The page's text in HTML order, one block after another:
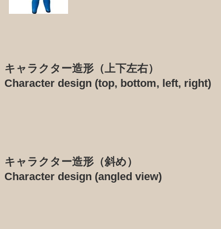
キャラクター造形（上下左右）
Character design (top, bottom, left, right)
キャラクター造形（斜め）
Character design (angled view)